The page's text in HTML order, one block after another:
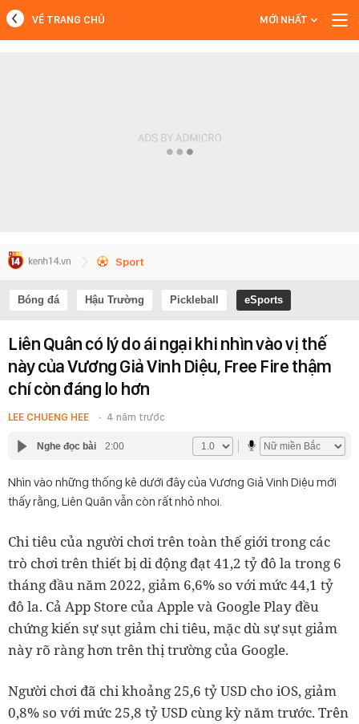
VỀ TRANG CHỦ MỚI NHẤT
Sport
Bóng đá Hậu Trường Pickleball eSports
Liên Quân có lý do ái ngại khi nhìn vào vị thế
này của Vương Giả Vinh Diệu, Free Fire thậm
chí còn đáng lo hơn
LEE CHUENG HEE 4 năm trước
Nghe đọc bài 2:00
Nhìn vào những thống kê dưới đây của Vương Giả Vinh Diệu mới
thấy rằng, Liên Quân vẫn còn rất nhỏ nhoi.
Chi tiêu của người chơi trên toàn thế giới trong các
trò chơi trên thiết bị di động đạt 41,2 tỷ đô la trong 6
tháng đầu năm 2022, giảm 6,6% so với mức 44,1 tỷ
đô la. Cả App Store của Apple và Google Play đều
chứng kiến sự sụt giảm chi tiêu, mặc dù sự sụt giảm
này rõ ràng hơn trên thị trường của Google.
Người chơi đã chi khoảng 25,6 tỷ USD cho iOS, giảm
0,8% so với mức 25,8 tỷ USD cùng kỳ năm trước. Trên